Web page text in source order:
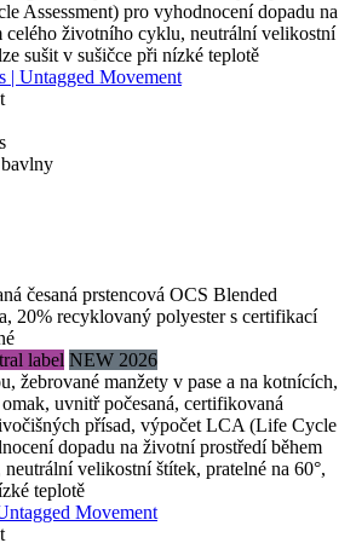
Assessment) pro vyhodnocení dopadu na
celého životního cyklu, neutrální velikostní
sušit v sušičce při nízké teplotě
| Untagged Movement
česaná prstencová OCS Blended
20% recyklovaný polyester s certifikací
label NEW 2026
žebrované manžety v pase a na kotnících,
uvnitř počesaná, certifikovaná
přísad, výpočet LCA (Life Cycle
dopadu na životní prostředí během
velikostní štítek, pratelné na 60°,
teplotě
Movement